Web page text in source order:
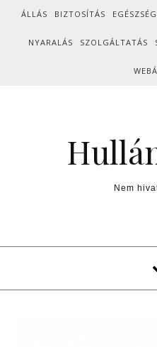
Skip to content
ÁLLÁS BIZTOSÍTÁS EGÉSZSÉG
NYARALÁS SZOLGÁLTATÁS
Nem